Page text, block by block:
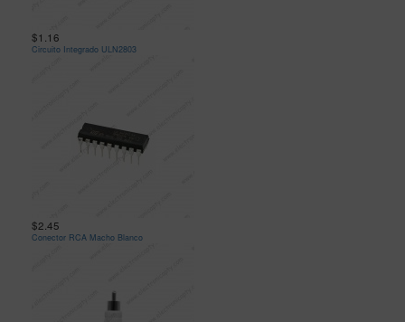
$1.16
Circuito Integrado ULN2803
$2.45
Conector RCA Macho Blanco